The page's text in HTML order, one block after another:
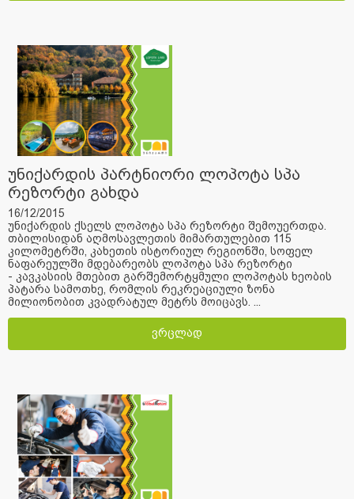
უნიქარდის პარტნიორი ლოპოტა სპა
რეზორტი გახდა
16/12/2015
უნიქარდის ქსელს ლოპოტა სპა რეზორტი შემოუერთდა.
თბილისიდან აღმოსავლეთის მიმართულებით 115
კილომეტრში, კახეთის ისტორიულ რეგიონში, სოფელ
ნაფარეულში მდებარეობს ლოპოტა სპა რეზორტი
- კავკასიის მთებით გარშემორტყმული ლოპოტას ხეობის
პატარა სამოთხე, რომლის რეკრეაციული ზონა
მილიონობით კვადრატულ მეტრს მოიცავს. ...
ვრცლად